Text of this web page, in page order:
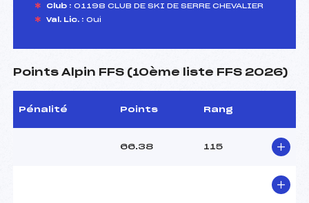
Club : 01198 CLUB DE SKI DE SERRE CHEVALIER
Val. Lic. : Oui
Points Alpin FFS (10ème liste FFS 2026)
Pénalité Points Rang
66.38 115